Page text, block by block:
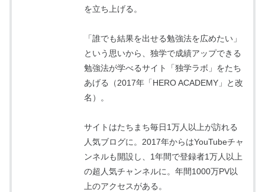
を立ち上げる。
「誰でも結果を出せる勉強法を広めたい」
という思いから、独学で成績アップできる
勉強法が学べるサイト「独学ラボ」をたち
あげる（2017年「HERO ACADEMY」と改
名）。
サイトはたちまち毎日1万人以上が訪れる
人気ブログに。2017年からはYouTubeチャ
ンネルも開設し、1年間で登録者1万人以上
の超人気チャンネルに。年間1000万PV以
上のアクセスがある。